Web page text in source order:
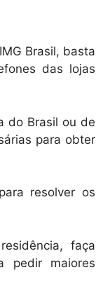
Brasil, basta
das lojas
do Brasil ou de
para obter
resolver os
faça
pedir maiores